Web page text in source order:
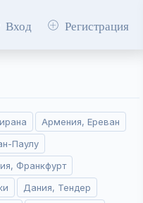
Вход Регистрация
Армения, Ереван
Паулу
Франкфурт
Дания, Тендер